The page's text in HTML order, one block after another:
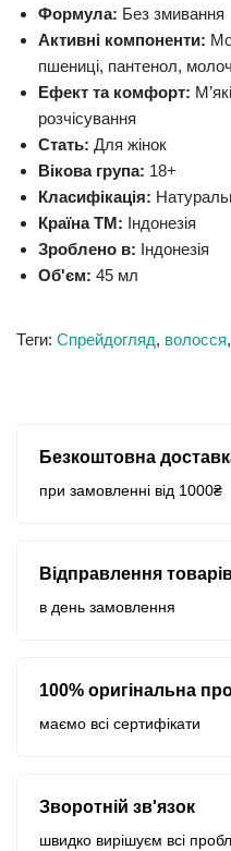
Формула: Без змивання
Активні компоненти:
пшениці, пантенол,
Ефект та комфорт:
розчісування
Стать: Для жінок
Вікова група: 18+
Класифікація:
Країна ТМ: Індонезія
Зроблено в: Індонезія
Об'єм: 45 мл
Теги: Спрейдогляд, волосся,
Безкоштовна
при замовленні від 1000₴
Відправлення
в день замовлення
100% оригінальна
маємо всі сертифікати
Зворотній зв'язок
швидко вирішуєм всі